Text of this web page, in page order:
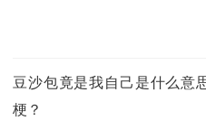
豆沙包竟是我自己是什么意
梗？